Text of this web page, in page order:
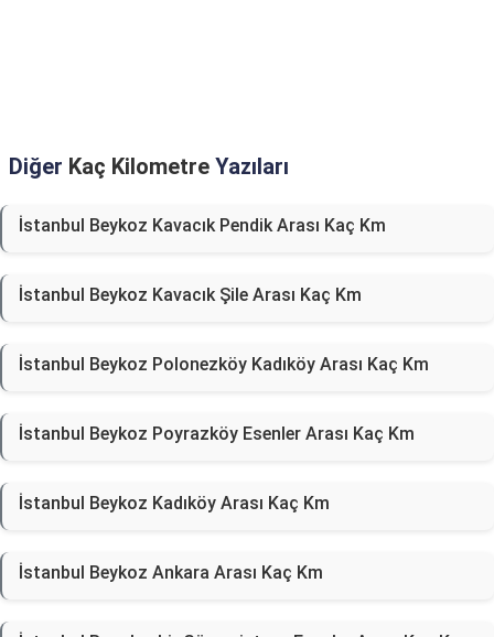
Diğer Kaç Kilometre Yazıları
İstanbul Beykoz Kavacık Pendik Arası Kaç Km
İstanbul Beykoz Kavacık Şile Arası Kaç Km
İstanbul Beykoz Polonezköy Kadıköy Arası Kaç Km
İstanbul Beykoz Poyrazköy Esenler Arası Kaç Km
İstanbul Beykoz Kadıköy Arası Kaç Km
İstanbul Beykoz Ankara Arası Kaç Km